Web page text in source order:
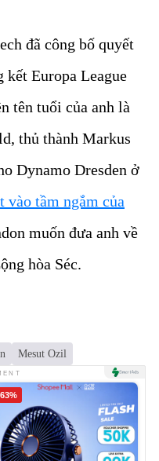
đã công bố quyết
kết Europa League
tên tuổi của anh là
thủ thành Markus
Dynamo Dresden ở
vào tầm ngắm của
muốn đưa anh về
hòa Séc.
Mesut Ozil